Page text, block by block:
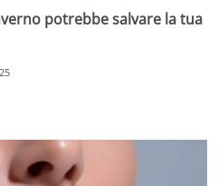
potrebbe salvare la tua